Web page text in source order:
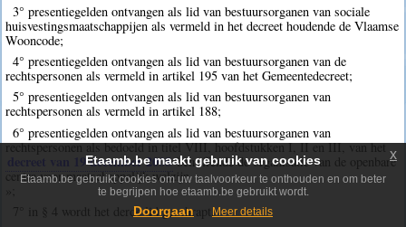
3° presentiegelden ontvangen als lid van bestuursorganen van sociale
huisvestingsmaatschappijen als vermeld in het decreet houdende de Vlaamse
Wooncode;
4° presentiegelden ontvangen als lid van bestuursorganen van de
rechtspersonen als vermeld in artikel 195 van het Gemeentedecreet;
5° presentiegelden ontvangen als lid van bestuursorganen van
rechtspersonen als vermeld in artikel 188;
6° presentiegelden ontvangen als lid van bestuursorganen van
rechtspersonen als bedoeld in titel VIII, hoofdstukken I, II en III, van het
decreet van 19 december 2008betreffende de organisatie van de openbare
centra voor maatschappelijk welzijn.
7° in § 4 wordt het derde lid geschrapt.
Etaamb.be maakt gebruik van cookies
Etaamb.be gebruikt cookies om uw taalvoorkeur te onthouden en om beter
te begrijpen hoe etaamb.be gebruikt wordt.
Doorgaan Meer details
x